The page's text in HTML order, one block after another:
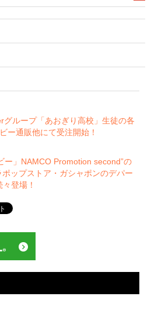
ループ「あおぎり高校」生徒の各
ー通販他にて受注開始！
ー」NAMCO Promotion second”の
ップストア・ガシャポンのデパー
登場！